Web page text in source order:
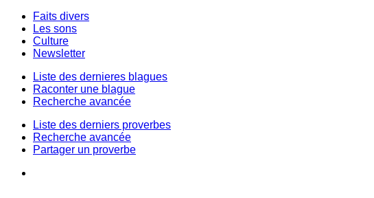
Faits divers
Les sons
Culture
Newsletter
Liste des dernieres blagues
Raconter une blague
Recherche avancée
Liste des derniers proverbes
Recherche avancée
Partager un proverbe